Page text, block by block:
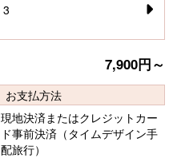
e
xt
3
7,900円～
お支払方法
現地決済またはクレジットカー
ド事前決済（タイムデザイン手
配旅行）